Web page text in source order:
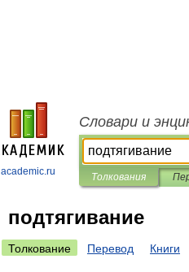
academic.ru
Словари и
Толкования
подтягивание
Толкование Перевод Книги